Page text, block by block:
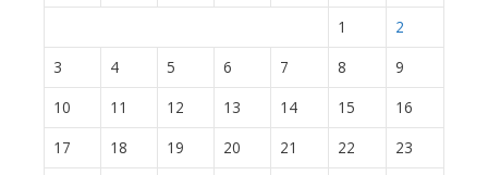
1
2
3
4 5 6 7 8
9
10
11 12 13 14 15
16
17
18 19 20 21 22
23